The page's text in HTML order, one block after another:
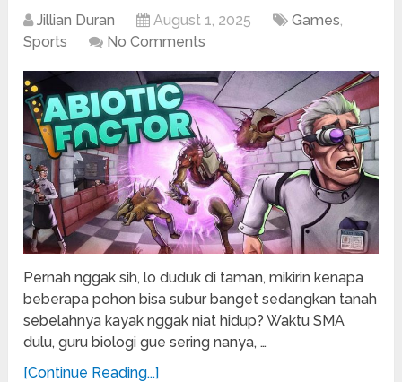
Jillian Duran August 1, 2025 Games,
Sports
No Comments
Pernah nggak sih, lo duduk di taman, mikirin kenapa
beberapa pohon bisa subur banget sedangkan tanah
sebelahnya kayak nggak niat hidup? Waktu SMA
dulu, guru biologi gue sering nanya, …
[Continue Reading...]